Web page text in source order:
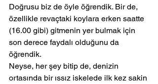
Doğrusu biz de öyle öğrendik. Bir de,
özellikle revaçtaki koylara erken saatte
(16.00 gibi) gitmenin yer bulmak için
son derece faydalı olduğunu da
öğrendik.
Neyse, her şey bitip de, denizin
ortasında bir ıssız iskelede ilk kez sakin